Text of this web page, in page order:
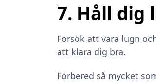
7. Håll dig
Försök att vara lugn
att klara dig bra.
Förbered så mycket